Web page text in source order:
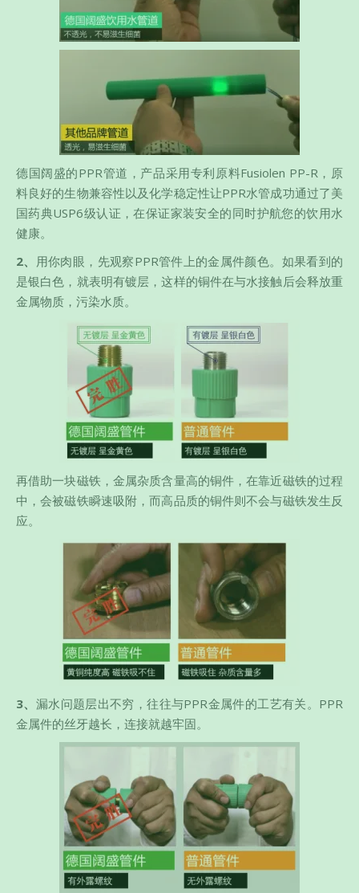
德国阔盛的PPR管道，产品采用专利原料Fusiolen PP-R，原
料良好的生物兼容性以及化学稳定性让PPR水管成功通过了美
国药典USP6级认证，在保证家装安全的同时护航您的饮用水
健康。
2、
用你肉眼，先观察PPR管件上的金属件颜色。如果看到的
是银白色，就表明有镀层，这样的铜件在与水接触后会释放重
金属物质，污染水质。
再借助一块磁铁，金属杂质含量高的铜件，在靠近磁铁的过程
中，会被磁铁瞬速吸附，而高品质的铜件则不会与磁铁发生反
应。
3、 漏水问题层出不穷，往往与PPR金属件的工艺有关。PPR
金属件的丝牙越长，连接就越牢固。